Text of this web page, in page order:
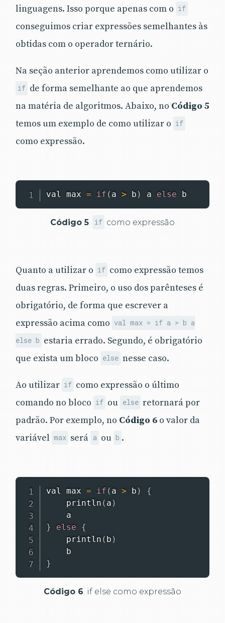
linguagens. Isso porque apenas com o if
conseguimos criar expressões semelhantes às
obtidas com o operador ternário.
Na seção anterior aprendemos como utilizar o
if de forma semelhante ao que aprendemos
na matéria de algoritmos. Abaixo, no Código 5
temos um exemplo de como utilizar o if
como expressão.
val max = if ( a > b ) a else b
Código 5. if como expressão
Quanto a utilizar o if como expressão temos
duas regras. Primeiro, o uso dos parênteses é
obrigatório, de forma que escrever a
expressão acima como val max = if a > b a
else b estaria errado. Segundo, é obrigatório
que exista um bloco else nesse caso.
Ao utilizar if como expressão o último
comando no bloco if ou else retornará por
padrão. Por exemplo, no Código 6 o valor da
variável max será a ou b .
val max = if ( a > b )
{
println ( a )
}
else
{
println ( b )
}
Código 6 . if else como expressão